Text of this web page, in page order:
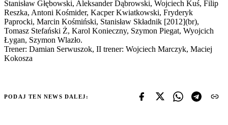
Stanisław Głębowski, Aleksander Dąbrowski, Wojciech Kuś, Filip
Reszka, Antoni Kośmider, Kacper Kwiatkowski, Fryderyk
Paprocki, Marcin Kośmiński, Stanisław Składnik [2012](br),
Tomasz Stefański Ż, Karol Konieczny, Szymon Piegat, Wyojcich
Łygan, Szymon Wlazło.
Trener: Damian Serwuszok, II trener: Wojciech Marczyk, Maciej
Kokosza
PODAJ TEN NEWS DALEJ: